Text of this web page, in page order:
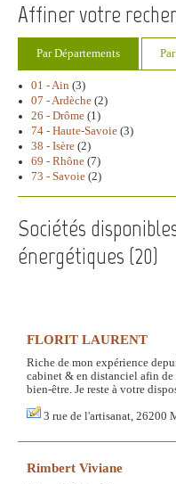
Affiner votre
Par Départements
01 - Ain (3)
07 - Ardèche (2)
26 - Drôme (1)
74 - Haute-Savoie (3)
38 - Isère (2)
69 - Rhône (7)
73 - Savoie (2)
Sociétés
énergétiques (20)
FLORIT LAURENT
Riche de mon expérience
cabinet & en distanciel afin
bien-être. Je reste à votre
3 rue de l'artisanat, 26200
Rimbert Viviane